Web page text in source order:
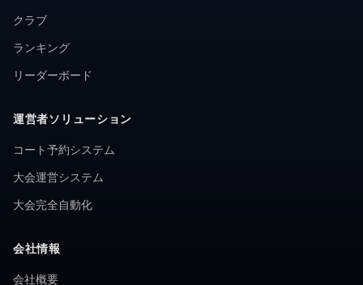
クラブ
ランキング
リーダーボード
運営者ソリューション
コート予約システム
大会運営システム
大会完全自動化
会社情報
会社概要